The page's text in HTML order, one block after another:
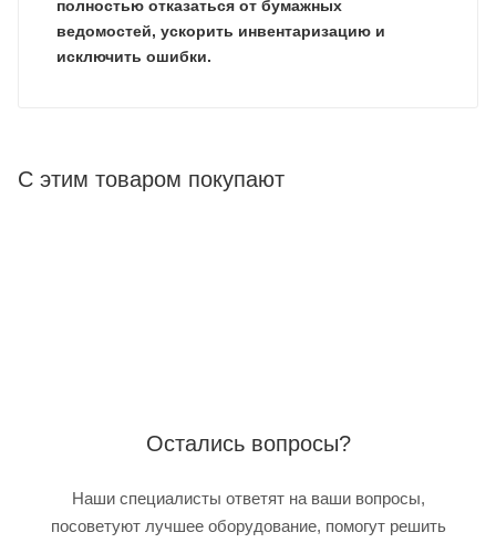
полностью отказаться от бумажных
ведомостей, ускорить инвентаризацию и
исключить ошибки.
С этим товаром покупают
Остались вопросы?
Наши специалисты ответят на ваши вопросы,
посоветуют лучшее оборудование, помогут решить